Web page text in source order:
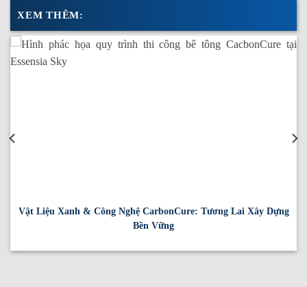
XEM THÊM:
Vật Liệu Xanh & Công Nghệ CarbonCure: Tương Lai Xây Dựng
Bền Vững